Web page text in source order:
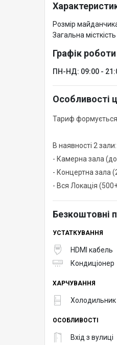
Розмір
Загальна місткість
Графік роботи
ПН-НД: 09:00 -
Особливості
Тариф формується
В наявності 2 зали:
- Камерна зала (до
- Концертна зала
- Вся Локація
Безкоштовні
УСТАТКУВАННЯ
HDMI кабель
Кондиціонер
ХАРЧУВАННЯ
Холодильник
ОСОБЛИВОСТІ
Вхід з вулиці